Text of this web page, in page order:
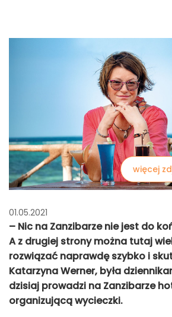
więcej
01.05.2021
– Nic na Zanzibarze nie jest do
A z drugiej strony można tutaj
rozwiązać naprawdę szybko i
Katarzyna Werner, była
dzisiaj prowadzi na Zanzibarze
organizującą wycieczki.